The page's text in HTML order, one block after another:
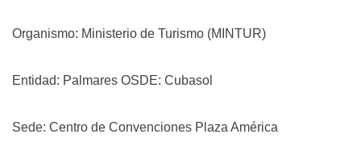
Organismo: Ministerio de Turismo (MINTUR)
Entidad: Palmares OSDE: Cubasol
Sede: Centro de Convenciones Plaza América